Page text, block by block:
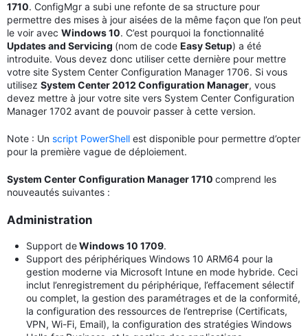
1710. ConfigMgr a subi une refonte de sa structure pour
permettre des mises à jour aisées de la même façon que l’on peut
le voir avec Windows 10. C’est pourquoi la fonctionnalité
Updates and Servicing (nom de code Easy Setup) a été
introduite. Vous devez donc utiliser cette dernière pour mettre
votre site System Center Configuration Manager 1706. Si vous
utilisez System Center 2012 Configuration Manager, vous
devez mettre à jour votre site vers System Center Configuration
Manager 1702 avant de pouvoir passer à cette version.
Note : Un script PowerShell est disponible pour permettre d’opter
pour la première vague de déploiement.
System Center Configuration Manager 1710 comprend les
nouveautés suivantes :
Administration
Support deWindows 10 1709.
Support des périphériques Windows 10 ARM64 pour la
gestion moderne via Microsoft Intune en mode hybride. Ceci
inclut l’enregistrement du périphérique, l’effacement sélectif
ou complet, la gestion des paramétrages et de la conformité,
la configuration des ressources de l’entreprise (Certificats,
VPN, Wi-Fi, Email), la configuration des stratégies Windows